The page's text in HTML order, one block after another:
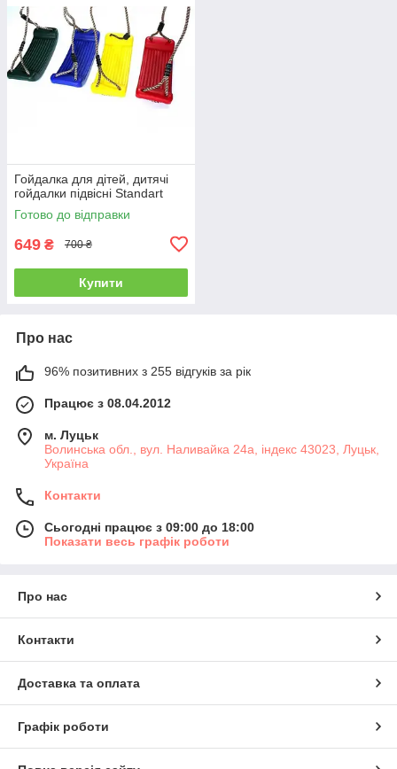
Гойдалка для дітей, дитячі
гойдалки підвісні Standart
Готово до відправки
649 ₴ 700 ₴
Купити
Про нас
96% позитивних з 255 відгуків за рік
Працює з 08.04.2012
м. Луцьк
Волинська обл., вул. Наливайка 24а, індекс 43023, Луцьк,
Україна
Контакти
Сьогодні працює з 09:00 до 18:00
Показати весь графік роботи
Про нас
Контакти
Доставка та оплата
Графік роботи